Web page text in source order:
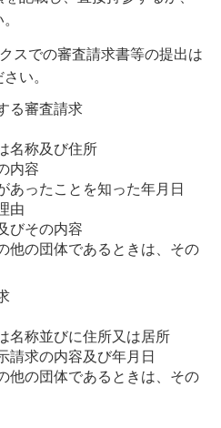
スでの審査請求書等の提出は
い。
る審査請求
名称及び住所
内容
あったことを知った年月日
由
びその内容
他の団体であるときは、その
名称並びに住所又は居所
請求の内容及び年月日
他の団体であるときは、その